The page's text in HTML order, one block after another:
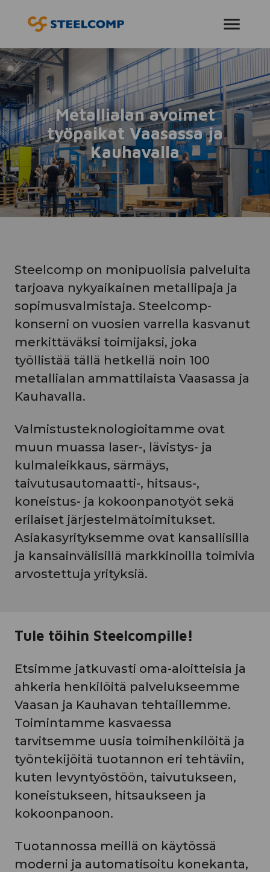
Metallialan avoimet
työpaikat Vaasassa ja
Kauhavalla
Steelcomp on monipuolisia palveluita
tarjoava nykyaikainen metallipaja ja
sopimusvalmistaja. Steelcomp-
konserni on vuosien varrella kasvanut
merkittäväksi toimijaksi, joka
työllistää tällä hetkellä noin 100
metallialan ammattilaista Vaasassa ja
Kauhavalla.
Valmistusteknologioitamme ovat
muun muassa laser-, lävistys- ja
kulmaleikkaus, särmäys,
taivutusautomaatti-, hitsaus-,
koneistus- ja kokoonpanotyöt sekä
erilaiset järjestelmätoimitukset.
Asiakasyrityksemme ovat kansallisilla
ja kansainvälisillä markkinoilla toimivia
arvostettuja yrityksiä.
Tule töihin Steelcompille!
Etsimme jatkuvasti oma-aloitteisia ja
ahkeria henkilöitä palvelukseemme
Vaasan ja Kauhavan tehtaillemme.
Toimintamme kasvaessa
tarvitsemme uusia toimihenkilöitä ja
työntekijöitä tuotannon eri tehtäviin,
kuten levyntyöstöön, taivutukseen,
koneistukseen, hitsaukseen ja
kokoonpanoon.
Tuotannossa meillä on käytössä
moderni ja automatisoitu konekanta,